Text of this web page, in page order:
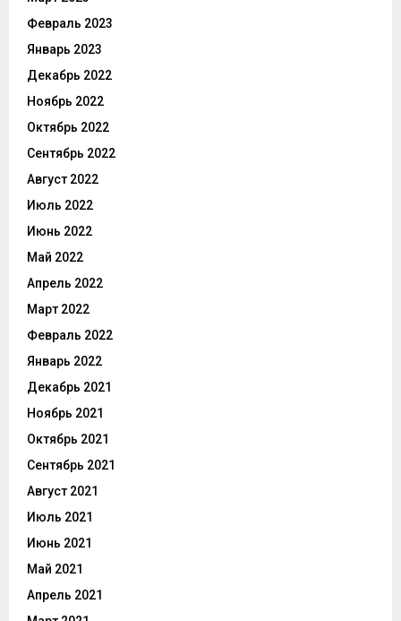
Февраль 2023
Январь 2023
Декабрь 2022
Ноябрь 2022
Октябрь 2022
Сентябрь 2022
Август 2022
Июль 2022
Июнь 2022
Май 2022
Апрель 2022
Март 2022
Февраль 2022
Январь 2022
Декабрь 2021
Ноябрь 2021
Октябрь 2021
Сентябрь 2021
Август 2021
Июль 2021
Июнь 2021
Май 2021
Апрель 2021